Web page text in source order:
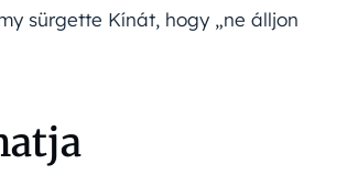
sürgette Kínát, hogy „ne álljon